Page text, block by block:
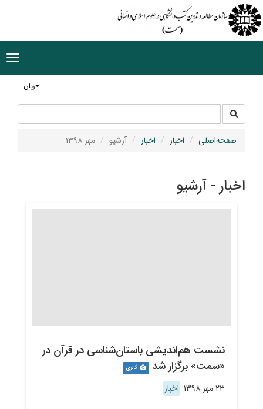
زبان
جستجو
در
سایت
صفحه‌اصلی اخبار اخبار آرشیو مهر ۱۳۹۸
اخبار - آرشیو
نشست هم‌اندیشی باستان‌شناسی در قرآن در
«سمت» برگزار شد
گالری
۲۳ مهر ۱۳۹۸ اخبار